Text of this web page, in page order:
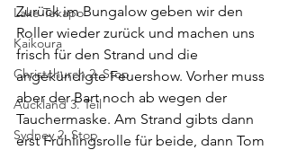
Lake Tekapo
Kaikoura
Christchurch 2. Stop
Auckland 3. Teil
Sydney 2. Stop
Zurück im Bungalow geben wir den
Roller wieder zurück und machen uns
frisch für den Strand und die
angekündigte Feuershow. Vorher muss
aber der Bart noch ab wegen der
Tauchermaske. Am Strand gibts dann
erst Frühlingsrolle für beide, dann Tom